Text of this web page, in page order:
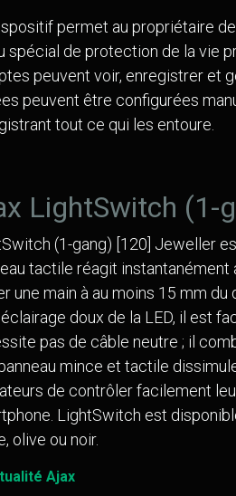
permet au propriétaire
spécial de protection de la vie
peuvent voir, enregistrer et
peuvent être configurées
tout ce qui les entoure.
LightSwitch (1-
(1-gang) [120] Jeweller
tactile réagit
une main à au moins 15 mm
doux de la LED, il est
pas de câble neutre ; il
mince et tactile
de contrôler facilement
LightSwitch est
olive ou noir.
Ajax
S.R.L
la gare,
Moyen de paiement